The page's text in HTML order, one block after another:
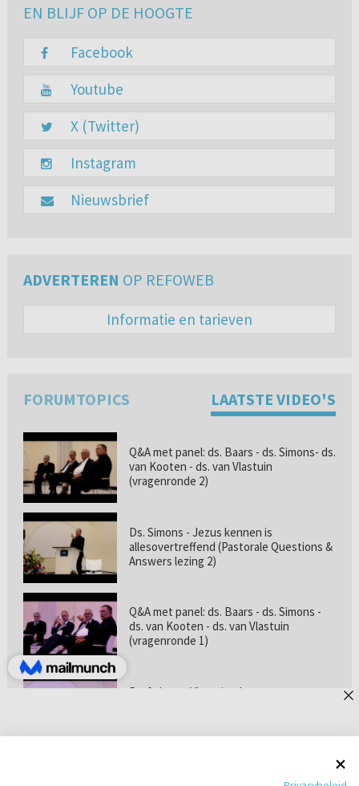
EN BLIJF OP DE HOOGTE
Facebook
Youtube
X (Twitter)
Instagram
Nieuwsbrief
ADVERTEREN OP REFOWEB
Informatie en tarieven
FORUMTOPICS LAATSTE VIDEO'S
Q&A met panel: ds. Baars - ds. Simons- ds.
van Kooten - ds. van Vlastuin
(vragenronde 2)
Ds. Simons - Jezus kennen is
allesovertreffend (Pastorale Questions &
Answers lezing 2)
Q&A met panel: ds. Baars - ds. Simons -
ds. van Kooten - ds. van Vlastuin
(vragenronde 1)
Prof. dr. van Vlastuin - Is